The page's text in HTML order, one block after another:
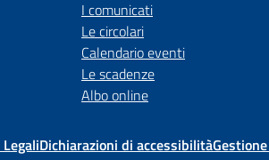
I comunicati
Le circolari
Calendario eventi
Le scadenze
Albo online
Dichiarazioni di accessibilità